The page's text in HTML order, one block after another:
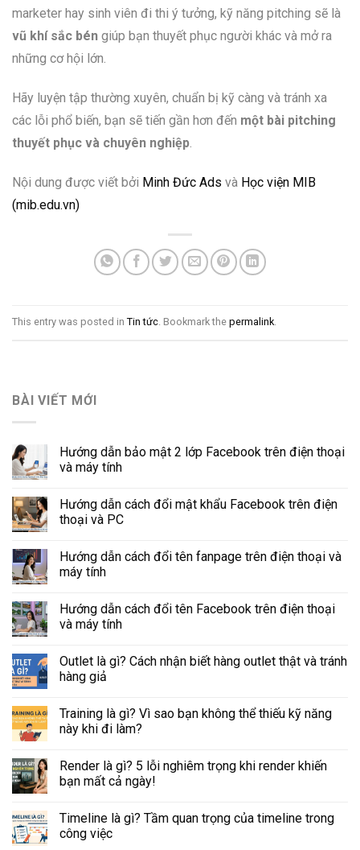
marketer hay sinh viên đi thi ý tưởng, kỹ năng pitching sẽ là
vũ khí sắc bén giúp bạn thuyết phục người khác và mở ra
những cơ hội lớn.
Hãy luyện tập thường xuyên, chuẩn bị kỹ càng và tránh xa
các lỗi phổ biến, bạn sẽ tiến gần hơn đến một bài pitching
thuyết phục và chuyên nghiệp.
Nội dung được viết bởi Minh Đức Ads và Học viện MIB
(mib.edu.vn)
This entry was posted in Tin tức. Bookmark the permalink.
BÀI VIẾT MỚI
Hướng dẫn bảo mật 2 lớp Facebook trên điện thoại
và máy tính
Hướng dẫn cách đổi mật khẩu Facebook trên điện
thoại và PC
Hướng dẫn cách đổi tên fanpage trên điện thoại và
máy tính
Hướng dẫn cách đổi tên Facebook trên điện thoại
và máy tính
Outlet là gì? Cách nhận biết hàng outlet thật và tránh
hàng giả
Training là gì? Vì sao bạn không thể thiếu kỹ năng
này khi đi làm?
Render là gì? 5 lỗi nghiêm trọng khi render khiến
bạn mất cả ngày!
Timeline là gì? Tầm quan trọng của timeline trong
công việc